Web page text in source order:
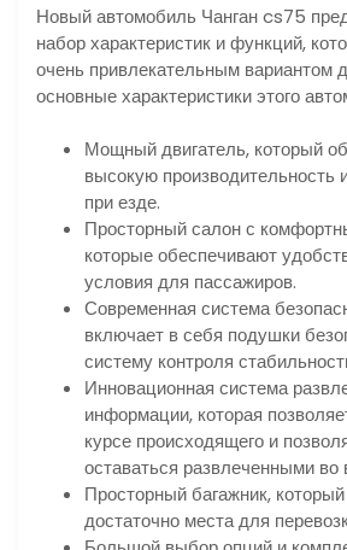
Новый автомобиль Чанган cs75
набор характеристик и функций,
очень привлекательным вариантом
основные характеристики этого
Мощный двигатель, который
высокую производительность
при езде.
Просторный салон с
которые обеспечивают
условия для пассажиров.
Современная система
включает в себя подушки
систему контроля
Инновационная система
информации, которая
курсе происходящего и
оставаться развлеченными во
Просторный багажник,
достаточно места для